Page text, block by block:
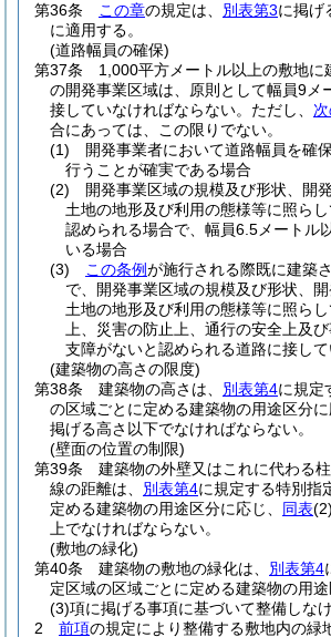
第36条
この章の規定は、 別表第3に掲げ
に適用する。
(道路幅員の確保)
第37条
1,000平方メートル以上の敷地に
の開発事業区域は、原則として幅員9メ
接していなければならない。 ただし、
合にあっては、この限りでない。
(1)
開発事業者において道路幅員を確
行うことが確実である場合
(2)
開発事業区域の規模及び形状、開
土地の地形及び利用の態様等に照ら
認められる場合で、幅員6.5メートル
いる場合
(3)
この条例が施行される際既に建築
で、開発事業区域の規模及び形状、
土地の地形及び利用の態様等に照ら
上、災害の防止上、通行の安全上及
支障がないと認められる道路に接し
(建築物の高さの限度)
第38条
建築物の高さは、 別表第4に規定
の区域ごとに定める建築物の用途区分に
掲げる高さ以下でなければならない。
(壁面の位置の制限)
第39条
建築物の外壁又はこれに代わる
線の距離は、 別表第4に規定する特別指
定める建築物の用途区分に応じ、 同表(2)
上でなければならない。
(敷地の緑化)
第40条
建築物の敷地の緑化は、 別表第4
定区域の区域ごとに定める建築物の用途
(3)項に掲げる事項に基づいて整備しな
2
前項の規定により整備する敷地内の緑